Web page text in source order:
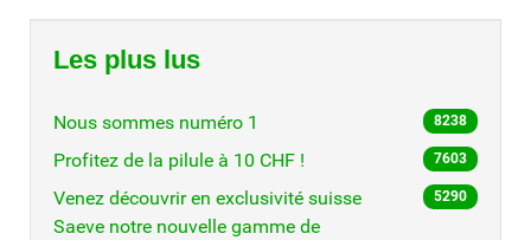
Les plus lus
Nous sommes numéro 1 8238
Profitez de la pilule à 10 CHF ! 7603
Venez découvrir en exclusivité suisse
Saeve notre nouvelle gamme de
5290